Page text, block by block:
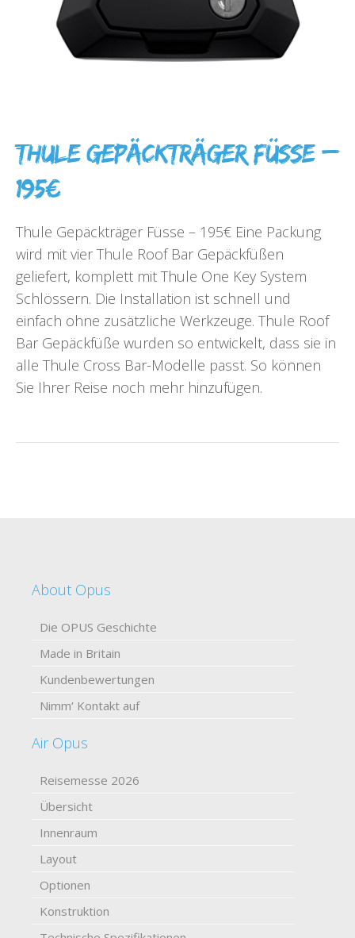
Thule Gepäckträger Füsse –
195€
Thule Gepäckträger Füsse – 195€ Eine Packung
wird mit vier Thule Roof Bar Gepäckfüßen
geliefert, komplett mit Thule One Key System
Schlössern. Die Installation ist schnell und
einfach ohne zusätzliche Werkzeuge. Thule Roof
Bar Gepäckfüße wurden so entwickelt, dass sie in
alle Thule Cross Bar-Modelle passt. So können
Sie Ihrer Reise noch mehr hinzufügen.
About Opus
Die OPUS Geschichte
Made in Britain
Kundenbewertungen
Nimm‘ Kontakt auf
Air Opus
Reisemesse 2026
Übersicht
Innenraum
Layout
Optionen
Konstruktion